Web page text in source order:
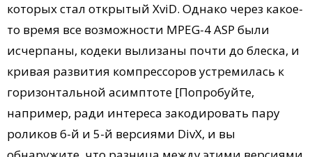
которых стал открытый XviD. Однако через какое-
то время все возможности MPEG-4 ASP были
исчерпаны, кодеки вылизаны почти до блеска, и
кривая развития компрессоров устремилась к
горизонтальной асимптоте [Попробуйте,
например, ради интереса закодировать пару
роликов 6-й и 5-й версиями DivХ, и вы